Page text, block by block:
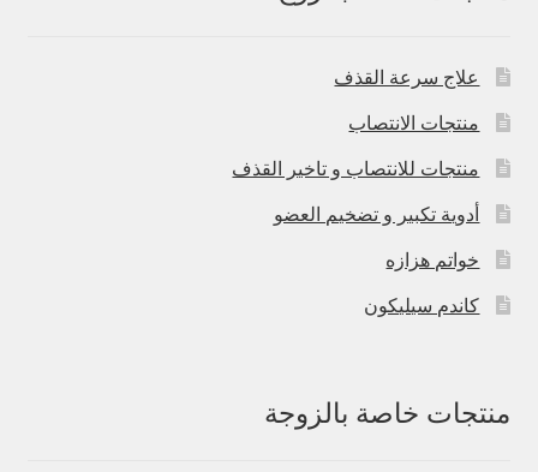
علاج سرعة القذف
منتجات الانتصاب
منتجات للانتصاب و تاخير القذف
أدوية تكبير و تضخيم العضو
خواتم هزازه
كاندم سيليكون
منتجات خاصة بالزوجة